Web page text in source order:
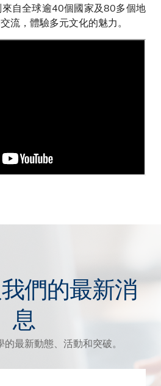
自全球逾40個國家及80多個地
流，體驗多元文化的魅力。
們的最新消
息
最新動態、活動和突破。